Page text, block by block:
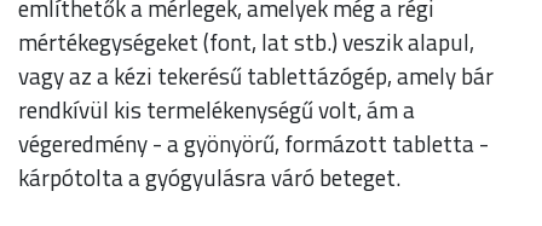
említhetők a mérlegek, amelyek még a régi
mértékegységeket (font, lat stb.) veszik alapul,
vagy az a kézi tekerésű tablettázógép, amely bár
rendkívül kis termelékenységű volt, ám a
végeredmény - a gyönyörű, formázott tabletta -
kárpótolta a gyógyulásra váró beteget.